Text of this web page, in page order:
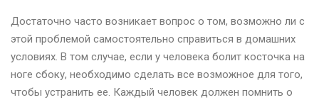
Достаточно часто возникает вопрос о том, возможно ли с
этой проблемой самостоятельно справиться в домашних
условиях. В том случае, если у человека болит косточка на
ноге сбоку, необходимо сделать все возможное для того,
чтобы устранить ее. Каждый человек должен помнить о